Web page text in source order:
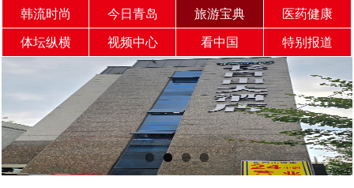
韩流时尚 今日青岛 旅游宝典 医药健康
体坛纵横 视频中心 看中国 特别报道